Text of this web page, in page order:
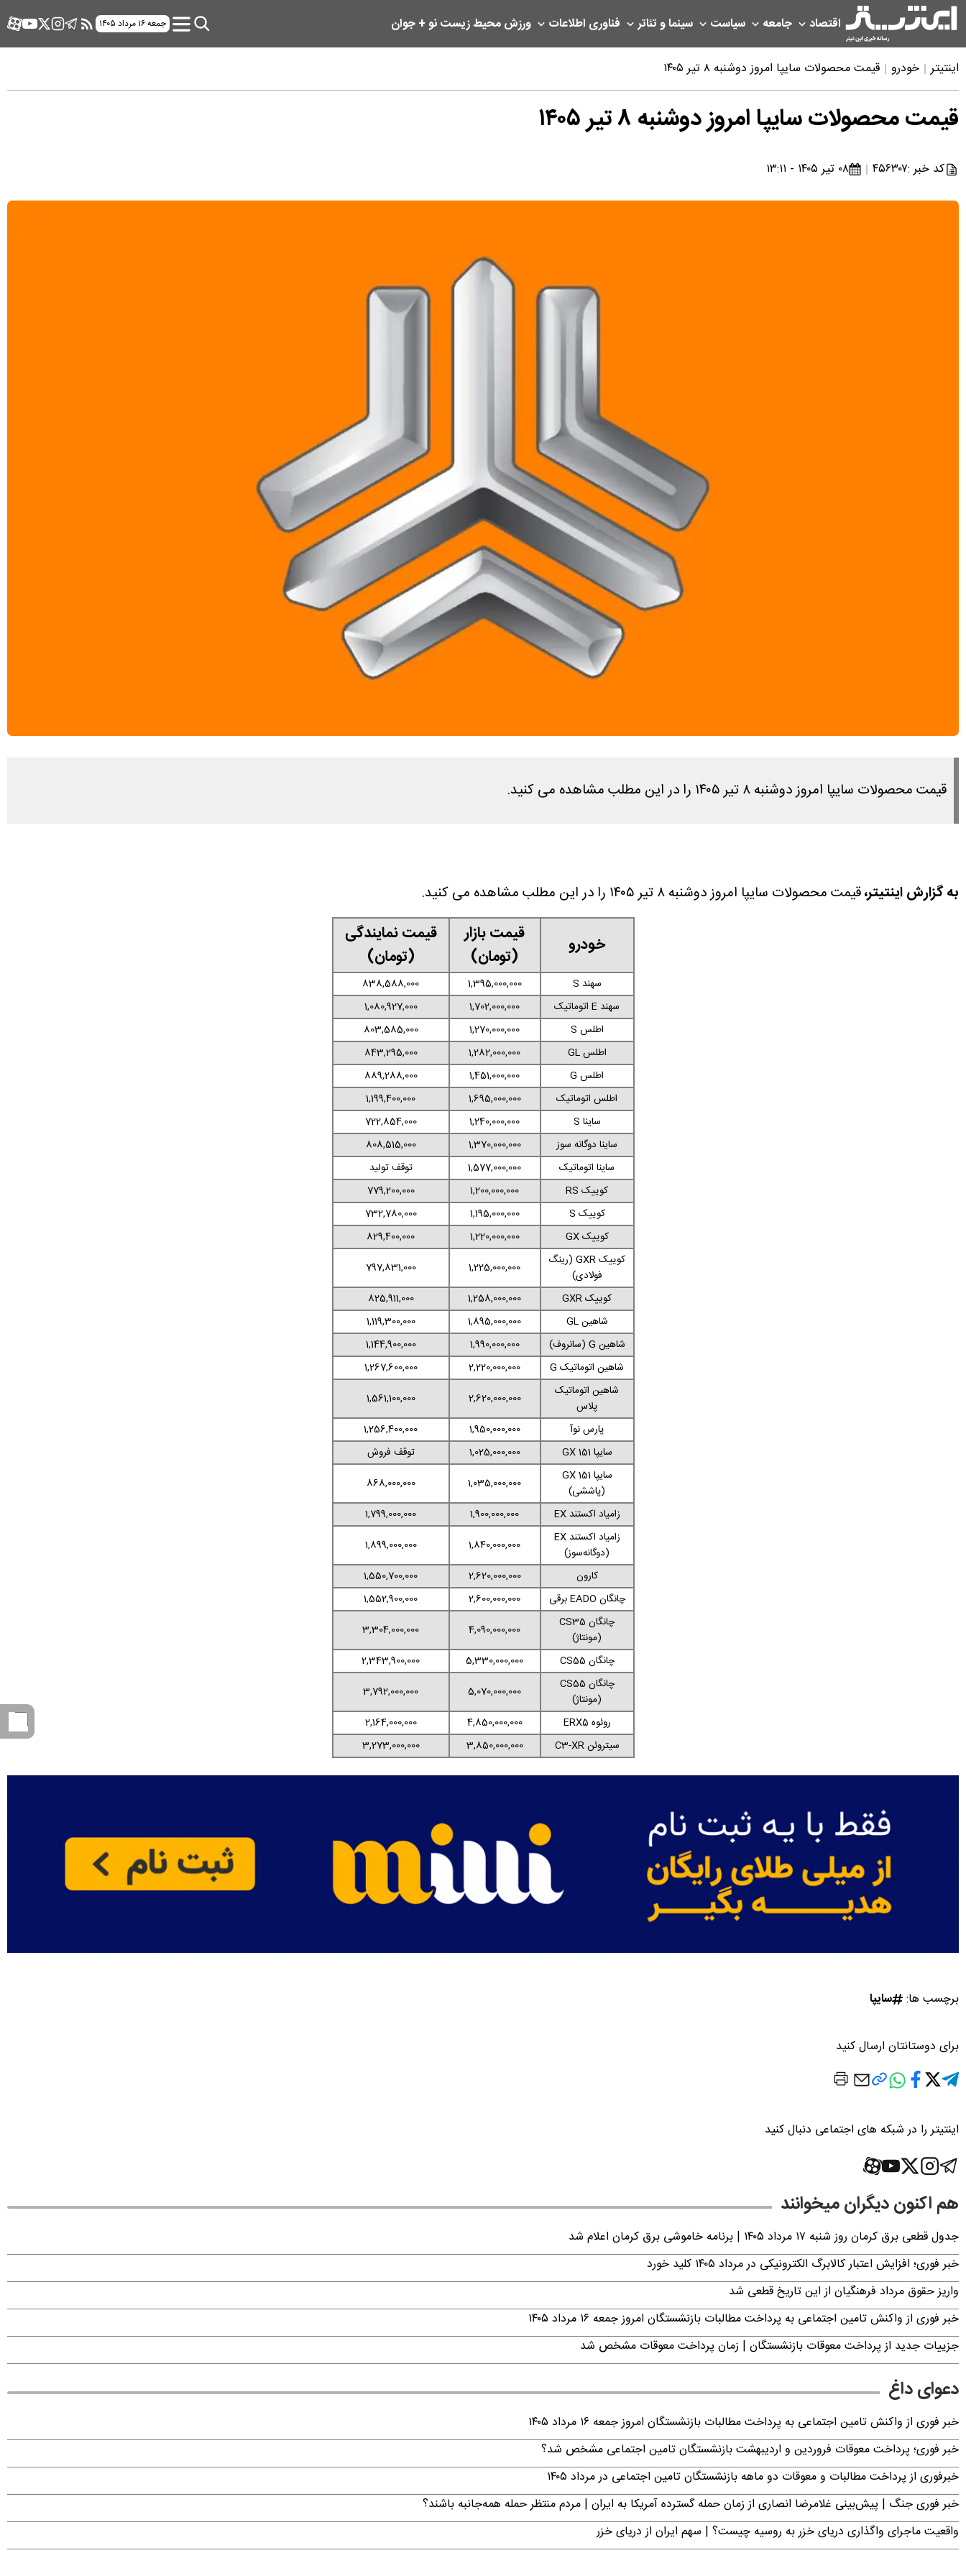
اقتصاد جامعه سیاست سینما و تئاتر فناوری اطلاعات ورزشمحیط زیستنو + جوان جمعه ۱۶ مرداد ۱۴۰۵
اینتیتر خودرو قیمت محصولات سایپا امروز دوشنبه ۸ تیر ۱۴۰۵
قیمت محصولات سایپا امروز دوشنبه ۸ تیر ۱۴۰۵
کد خبر :۴۵۶۳۰۷ ۰۸ تیر ۱۴۰۵ - ۱۳:۱۱
قیمت محصولات سایپا امروز دوشنبه ۸ تیر ۱۴۰۵ را در این مطلب مشاهده می کنید.
به گزارش اینتیتر،قیمت محصولات سایپا امروز دوشنبه ۸ تیر ۱۴۰۵ را در این مطلب مشاهده می کنید.
خودرو
قیمت بازار
(تومان)
قیمت نمایندگی
(تومان)
سهند S 1,395,000,000
838,588,000
سهند E اتوماتیک
1,702,000,000
1,080,927,000
اطلس S
1,270,000,000
803,585,000
اطلس GL
1,282,000,000
843,295,000
اطلس G
1,451,000,000
889,288,000
اطلس اتوماتیک
1,695,000,000
1,199,400,000
ساینا S
1,240,000,000
722,854,000
ساینا دوگانه سوز
1,370,000,000
808,515,000
ساینا اتوماتیک
1,577,000,000
توقف تولید
کوییک RS
1,200,000,000
779,200,000
کوییک S
1,195,000,000
732,780,000
کوییک GX
1,220,000,000
829,400,000
کوییک GXR (رینگ
فولادی)
1,225,000,000
797,831,000
کوییک GXR
1,258,000,000
825,911,000
شاهین GL
1,895,000,000
1,119,300,000
شاهین G (سانروف)
1,990,000,000
1,144,900,000
شاهین اتوماتیک G
2,220,000,000
1,267,600,000
شاهین اتوماتیک
پلاس
2,620,000,000
1,561,100,000
پارس نوآ
1,950,000,000
1,256,400,000
سایپا 151 GX
1,025,000,000
توقف فروش
سایپا 151 GX
(پاششی)
1,035,000,000
868,000,000
زامیاد اکستند EX
1,900,000,000
1,799,000,000
زامیاد اکستند EX
(دوگانه‌سوز)
1,840,000,000
1,899,000,000
کارون
2,620,000,000
1,550,700,000
چانگان EADO برقی
2,600,000,000
1,552,900,000
چانگان CS35
(مونتاژ)
4,090,000,000
3,304,000,000
چانگان CS55
5,330,000,000
2,343,900,000
چانگان CS55
(مونتاژ)
5,070,000,000
3,792,000,000
روئوه ERX5
4,850,000,000
2,164,000,000
سیتروئن C3-XR
3,850,000,000
3,273,000,000
برچسب ها: سایپا
برای دوستانتان ارسال کنید
اینتیتر را در شبکه های اجتماعی دنبال کنید
هم اکنون دیگران میخوانند
جدول قطعی برق کرمان روز شنبه ۱۷ مرداد ۱۴۰۵ | برنامه خاموشی برق کرمان اعلام شد
خبر فوری؛ افزایش اعتبار کالابرگ الکترونیکی در مرداد ۱۴۰۵ کلید خورد
واریز حقوق مرداد فرهنگیان از این تاریخ قطعی شد
خبر فوری از واکنش تامین اجتماعی به پرداخت مطالبات بازنشستگان امروز جمعه ۱۶ مرداد ۱۴۰۵
جزییات جدید از پرداخت معوقات بازنشستگان | زمان پرداخت معوقات مشخص شد
دعوای داغ
خبر فوری از واکنش تامین اجتماعی به پرداخت مطالبات بازنشستگان امروز جمعه ۱۶ مرداد ۱۴۰۵
خبر فوری؛ پرداخت معوقات فروردین و اردیبهشت بازنشستگان تامین اجتماعی مشخص شد؟
خبرفوری از پرداخت مطالبات و معوقات دو ماهه بازنشستگان تامین اجتماعی در مرداد ۱۴۰۵
خبر فوری جنگ | پیش‌بینی غلامرضا انصاری از زمان حمله گسترده آمریکا به ایران | مردم منتظر حمله همه‌جانبه باشند؟
واقعیت ماجرای واگذاری دریای خزر به روسیه چیست؟ | سهم ایران از دریای خزر